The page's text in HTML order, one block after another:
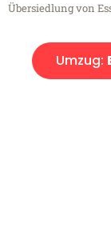
Übersiedlung von
Umzug: